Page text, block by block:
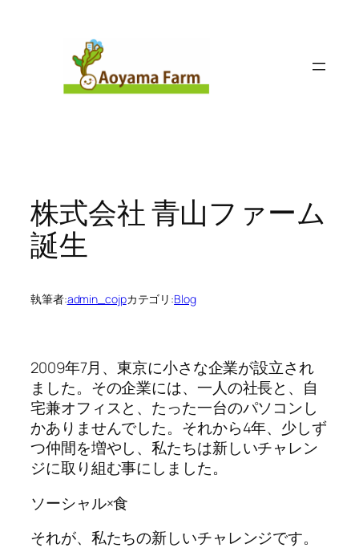
株式会社 青山ファーム
誕生
執筆者:admin_cojpカテゴリ:Blog
2009年7月、東京に小さな企業が設立され
ました。その企業には、一人の社長と、自
宅兼オフィスと、たった一台のパソコンし
かありませんでした。それから4年、少しず
つ仲間を増やし、私たちは新しいチャレン
ジに取り組む事にしました。
ソーシャル×食
それが、私たちの新しいチャレンジです。